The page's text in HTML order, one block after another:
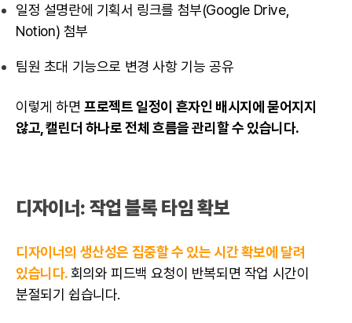
일정 설명란에 기획서 링크를 첨부(Google Drive,
Notion) 첨부
팀원 초대 기능으로 변경 사항 기능 공유
이렇게 하면프로젝트 일정이 흔자인 배시지에 묻어지지
않고, 캘린더 하나로 전체 흐름을 관리할 수 있습니다.
디자이너: 작업 블록 타임 확보
디자이너의 생산성은 집중할 수 있는 시간 확보에 달려
있습니다.회의와 피드백 요청이 반복되면 작업 시간이
분절되기 쉽습니다.